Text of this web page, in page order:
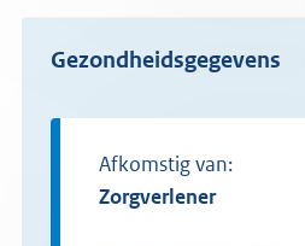
Gezondheidsgegevens
Afkomstig van:
zorgverlener